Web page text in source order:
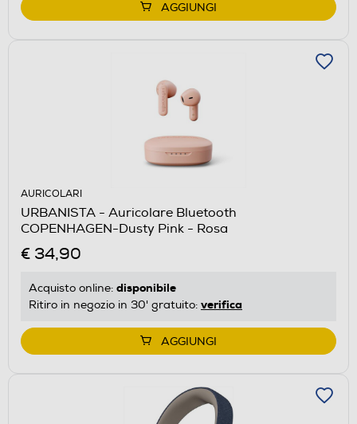
AGGIUNGI
AURICOLARI
URBANISTA - Auricolare Bluetooth
COPENHAGEN-Dusty Pink - Rosa
€ 34,90
Acquisto online: disponibile
Ritiro in negozio in 30' gratuito: verifica
AGGIUNGI